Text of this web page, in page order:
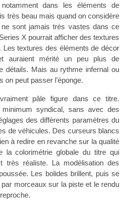
dans les éléments de
très beau mais quand on considère
sont jamais très vastes dans ce
X pourrait afficher des textures
Les textures des éléments de décor
auraient mérité un peu plus de
détails. Mais au rythme infernal ou
on peut passer l’éponge.
pâle figure dans ce titre.
minimum syndical, sans avec des
des différents paramètres du
de véhicules. Des curseurs blancs
à redire en revanche sur la qualité
la colorimétrie globale du titre qui
très réaliste. La modélisation des
Les bolides brillent, puis se
morceaux sur la piste et le rendu